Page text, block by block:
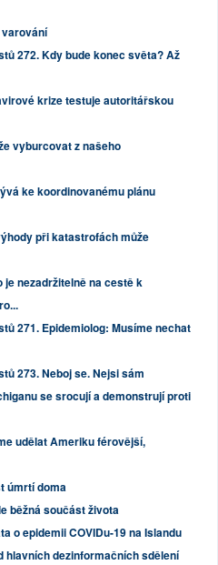
272. Kdy bude konec světa? Až
krize testuje autoritářskou
vyburcovat z našeho
ke koordinovanému plánu
při katastrofách může
je nezadržitelně na cestě k
271. Epidemiolog: Musíme nechat
273. Neboj se. Nejsi sám
se srocují a demonstrují proti
udělat Ameriku férovější,
úmrtí doma
běžná součást života
o epidemii COVIDu-19 na Islandu
hlavních dezinformačních sdělení